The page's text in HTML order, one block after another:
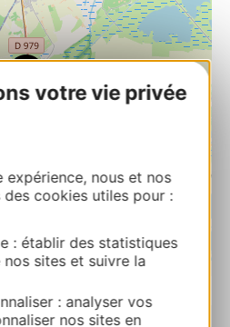
votre vie privée
expérience, nous et nos
cookies utiles pour :
: établir des statistiques
sites et suivre la
: analyser vos
nos sites en